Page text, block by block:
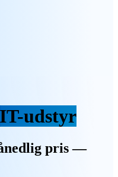
IT-udstyr
pris —